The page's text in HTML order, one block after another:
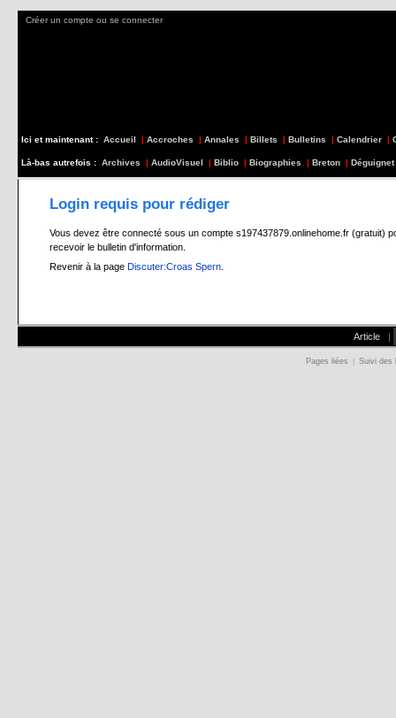
Créer un compte ou se connecter
Ici et maintenant : Accueil | Accroches | Annales | Billets | Bulletins | Calendrier |
Là-bas autrefois : Archives | AudioVisuel | Biblio | Biographies | Breton | Déguignet
Login requis pour rédiger
Vous devez être connecté sous un compte s197437879.onlinehome.fr (gratuit)
recevoir le bulletin d'information.
Revenir à la page Discuter:Croas Spern
Article |
Pages liées Suivi des